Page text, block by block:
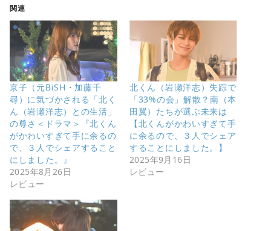
関連
京子（元BiSH・加藤千
尋）に気づかされる「北く
ん（岩瀬洋志）との生活」
の尊さ＜ドラマ＞『北くん
がかわいすぎて手に余るの
で、３人でシェアすること
にしました。』
2025年8月26日
レビュー
北くん（岩瀬洋志）失踪で
「33%の会」解散？南（本
田翼）たちが選ぶ未来は
【北くんがかわいすぎて手
に余るので、３人でシェア
することにしました。】
2025年9月16日
レビュー